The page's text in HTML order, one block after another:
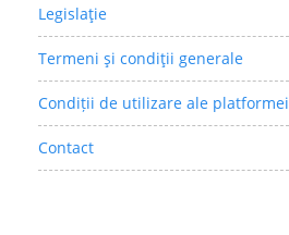
Legislaţie
Termeni şi condiţii generale
Condiții de utilizare ale platformei
Contact